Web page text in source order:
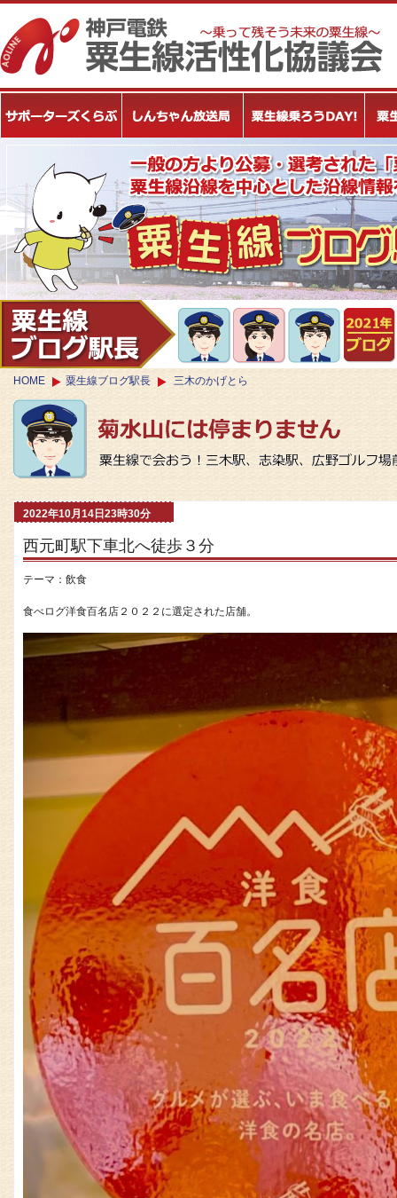
HOME 粟生線ブログ駅長 三木のかげとら
2022年10月14日23時30分
西元町駅下車北へ徒歩３分
テーマ： 飲食
食べログ洋食百名店２０２２に選定された店舗。